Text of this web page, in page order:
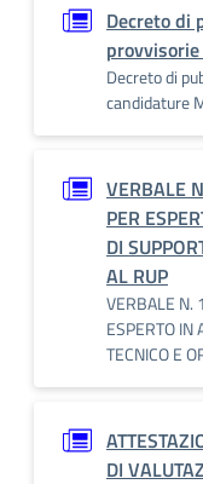
Decreto di
Decreto di
candidature
VERBALE
PER
DI
AL RUP
VERBALE N.
ESPERTO IN
TECNICO E
DI